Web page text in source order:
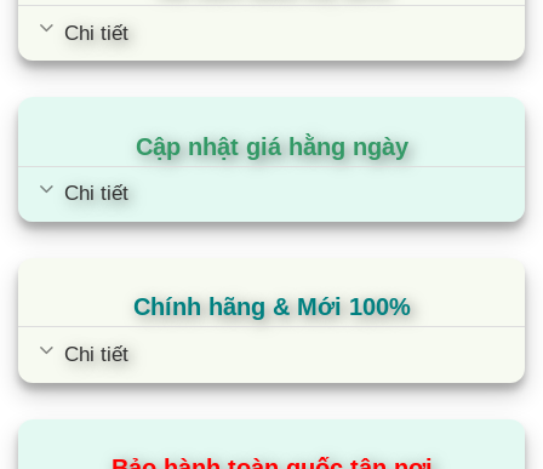
1.2. Tổng kho điều hòa Aqua rẻ nhất thị trường
rẻ cắt giảm được rất nhiều loại chi phí:
Mặt bằng
Xây dựng showroom
Nhân viên bán hàng
Chi tiết
Cập nhật giá hằng ngày
Chi tiết
Chính hãng & Mới 100%
Chi tiết